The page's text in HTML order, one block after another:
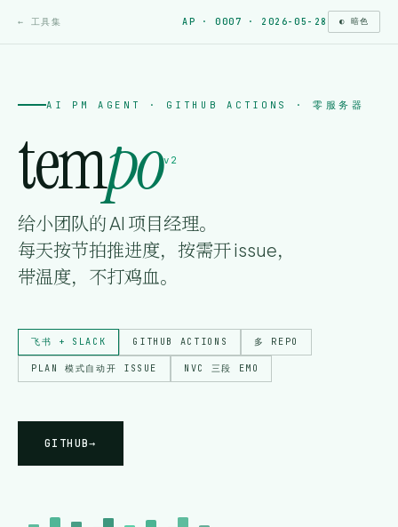
← 工具集 AP · 0007 · 2026-05-28 ◐ 暗色
AI PM AGENT · GITHUB ACTIONS · 零服务器
tempov2
给小团队的 AI 项目经理。
每天按节拍推进度，按需开 issue，
带温度，不打鸡血。
飞书 + SLACK GITHUB ACTIONS 多 REPO
PLAN 模式自动开 ISSUE NVC 三段 EMO
GITHUB→